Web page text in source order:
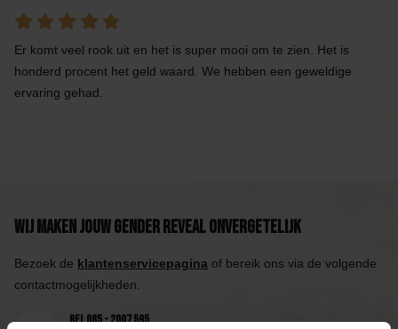
Er komt veel rook uit en het is super mooi om te zien. Het is
honderd procent het geld waard. We hebben een geweldige
ervaring gehad.
Wij maken jouw Gender Reveal onvergetelijk
Bezoek de klantenservicepagina of bereik ons via de volgende
contactmogelijkheden.
Bel 085 - 2007 595